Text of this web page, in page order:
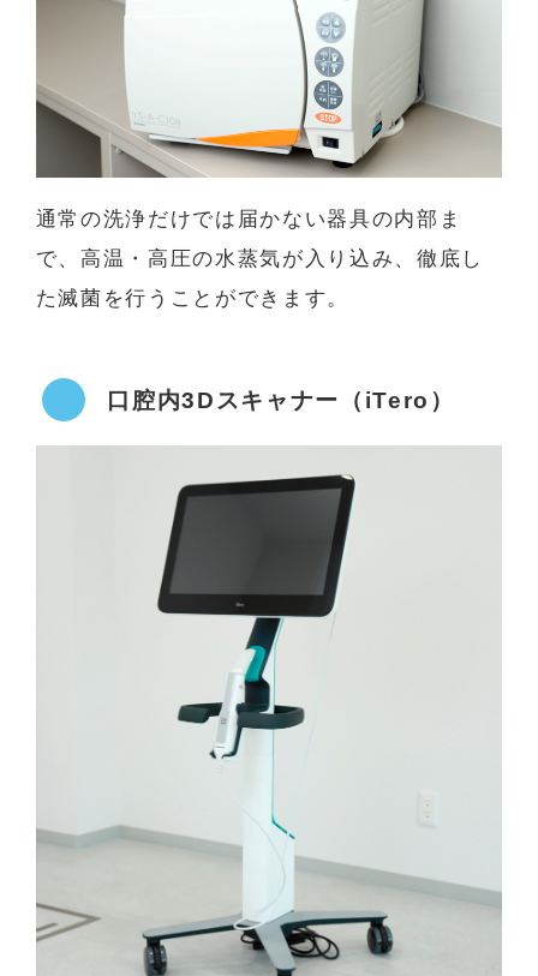
通常の洗浄だけでは届かない器具の内部ま
で、高温・高圧の水蒸気が入り込み、徹底し
た滅菌を行うことができます。
口腔内3Dスキャナー（iTero）